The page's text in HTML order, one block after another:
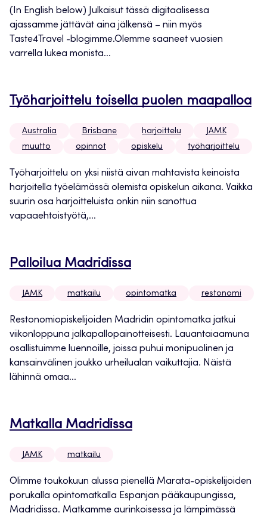
(In English below) Julkaisut tässä digitaalisessa
ajassamme jättävät aina jälkensä – niin myös
Taste4Travel -blogimme.Olemme saaneet vuosien
varrella lukea monista...
Työharjoittelu toisella puolen maapalloa
Australia Brisbane harjoittelu
JAMK
muutto
opinnot opiskelu työharjoittelu
Työharjoittelu on yksi niistä aivan mahtavista keinoista
harjoitella työelämässä olemista opiskelun aikana. Vaikka
suurin osa harjoitteluista onkin niin sanottua
vapaaehtoistyötä,...
Palloilua Madridissa
JAMK matkailu opintomatka restonomi
Restonomiopiskelijoiden Madridin opintomatka jatkui
viikonloppuna jalkapallopainotteisesti. Lauantaiaamuna
osallistuimme luennoille, joissa puhui monipuolinen ja
kansainvälinen joukko urheilualan vaikuttajia. Näistä
lähinnä omaa...
Matkalla Madridissa
JAMK matkailu
Olimme toukokuun alussa pienellä Marata-opiskelijoiden
porukalla opintomatkalla Espanjan pääkaupungissa,
Madridissa. Matkamme aurinkoisessa ja lämpimässä